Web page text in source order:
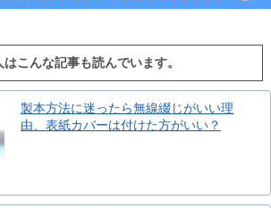
こんな記事も読んでいます。
製本方法に迷ったら無線綴じがいい理
由、表紙カバーは付けた方がいい？